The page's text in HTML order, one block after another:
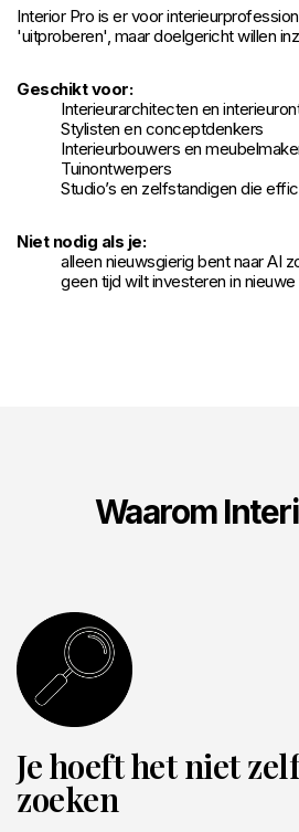
Interior Pro is er voor
'uitproberen', maar doelgericht willen
Geschikt voor:
Interieurarchitecten en
Stylisten en conceptdenkers
Interieurbouwers en
Tuinontwerpers
Studio’s en zelfstandigen die
Niet nodig als je:
alleen nieuwsgierig bent naar AI
geen tijd wilt investeren in
Waarom
Je hoeft het niet
zoeken